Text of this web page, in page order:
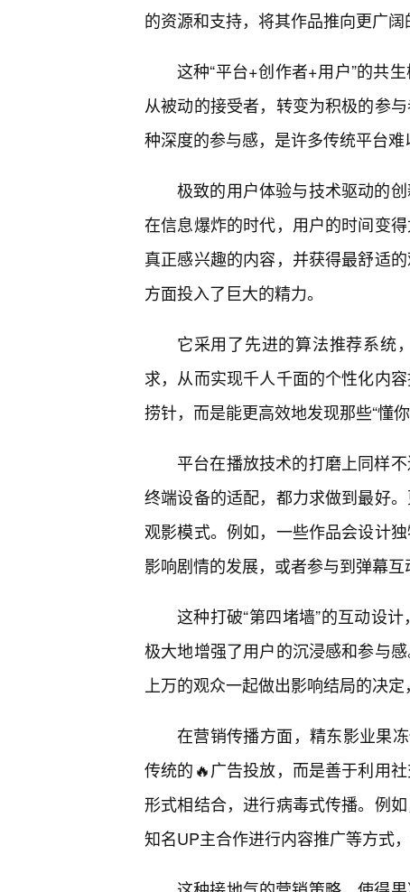
的资源和支持，将其作品推向更广阔
这种“平台+创作者+用户”的共
从被动的接受者，转变为积极的参
种深度的参与感，是许多传统平台难
极致的用户体验与技术驱动的
在信息爆炸的时代，用户的时间变
真正感兴趣的内容，并获得最舒适
方面投入了巨大的精力。
它采用了先进的算法推荐系统
求，从而实现千人千面的个性化内
捞针，而是能更高效地发现那些“懂你
平台在播放技术的打磨上同样
终端设备的适配，都力求做到最好
观影模式。例如，一些作品会设计
影响剧情的发展，或者参与到弹幕互
这种打破“第四堵墙”的互动设
极大地增强了用户的沉浸感和参与
上万的观众一起做出影响结局的决
在营销传播方面，精东影业果
传统的🔥广告投放，而是善于利用
形式相结合，进行病毒式传播。例
知名UP主合作进行内容推广等方式